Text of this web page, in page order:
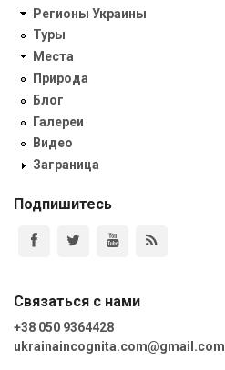
Регионы Украины
Туры
Места
Природа
Блог
Галереи
Видео
Заграница
Подпишитесь
Связаться с нами
+38 050 9364428
ukrainaincognita.com@gmail.com